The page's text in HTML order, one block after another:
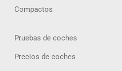
Compactos
Pruebas de coches
Precios de coches